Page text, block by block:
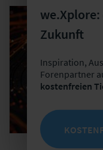
we.Xplore:
Zukunft
Inspiration,
Forenpartner
kostenfreien